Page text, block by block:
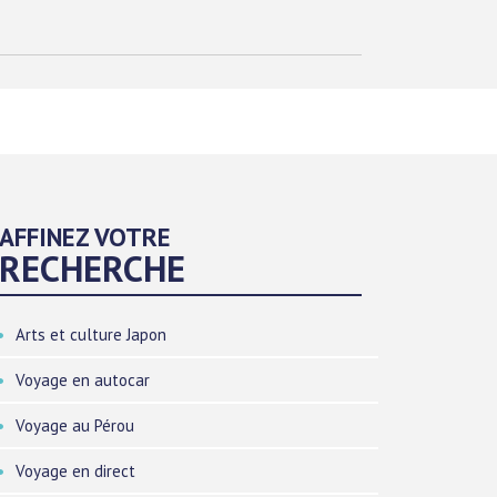
AFFINEZ VOTRE
RECHERCHE
Arts et culture Japon
Voyage en autocar
Voyage au Pérou
Voyage en direct